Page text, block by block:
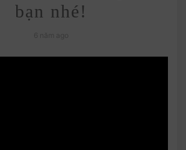
bạn nhé!